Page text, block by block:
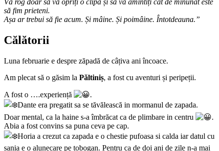
să fim prieteni.
Așa ar trebui să fie acum. Și mâine. Și poimâine. Întotdeauna.”
Călătorii
Luna februarie e despre zăpadă de câțiva ani încoace.
Am plecat să o găsim la Păltiniș, a fost cu aventuri și peripeții.
A fost o ….experiență
.
Dante era pregatit sa se tăvălească in mormanul de zapada.
Doar mental, ca la haine s-a îmbrăcat ca de plimbare in centru
.
Abia a fost convins sa puna ceva pe cap.
Horia a crezut ca zapada e o chestie pufoasa si calda iar datul cu
sania e o alunecare pe tobogan. Pentru ca de doi ani de zile n-a mai